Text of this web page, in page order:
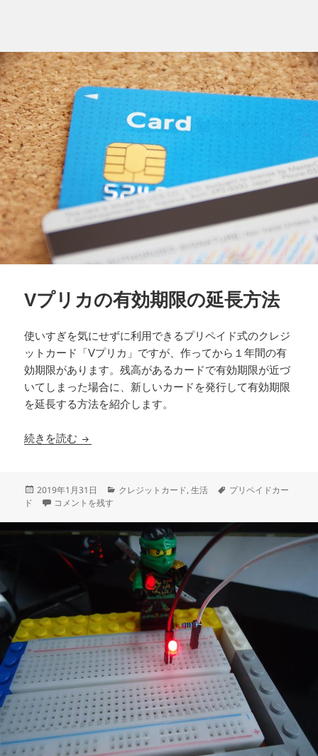
Vプリカの有効期限の延長方法
使いすぎを気にせずに利用できるプリペイド式のクレジ
ットカード「Vプリカ」ですが、作ってから１年間の有
効期限があります。残高があるカードで有効期限が近づ
いてしまった場合に、新しいカードを発行して有効期限
を延長する方法を紹介します。
続きを読む Vプリカの有効期限の延長方法
投
稿
2019年1月31日
カ
ー
クレジットカード,生活
タ
プリペイドカー
ド
Vプリカの有効期限の延長方法 に
コメントを残す